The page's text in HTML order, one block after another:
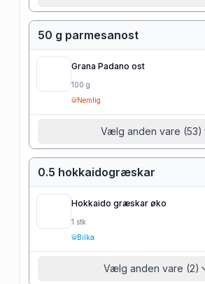
50 g parmesanost
Grana Padano ost
100 g
Nemlig
Vælg anden vare (53)
0.5 hokkaidogræskar
Hokkaido græskar øko
1 stk
Bilka
Vælg anden vare (2)